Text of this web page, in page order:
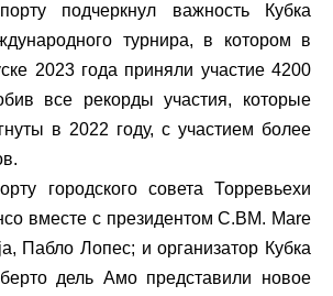
подчеркнул важность Кубка
турнира, в котором в
2023 года приняли участие 4200
все рекорды участия, которые
в 2022 году, с участием более
городского совета Торревьехи
вместе с президентом C.BM. Mare
Пабло Лопес; и организатор Кубка
дель Амо представили новое